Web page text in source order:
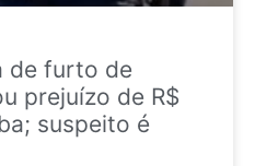
de furto de
prejuízo de R$
suspeito é